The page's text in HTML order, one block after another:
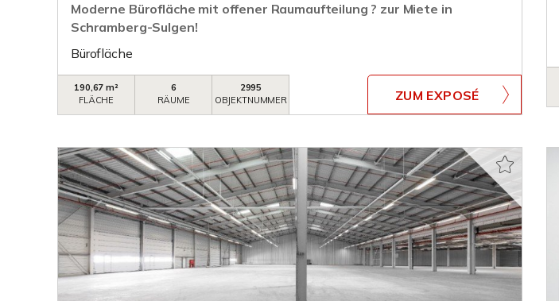
Moderne Bürofläche mit offener Raumaufteilung ? zur Miete in
Schramberg-Sulgen!
Bürofläche
190,67 m²
FLÄCHE
6
RÄUME
2995
OBJEKTNUMMER
ZUM EXPOSÉ